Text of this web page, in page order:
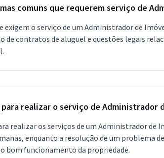
comuns que requerem serviço de
exigem o serviço de um Administrador de
de contratos de aluguel e questões legais
realizar o serviço de Administrador
realizar os serviços de um Administrador
enquanto a resolução de um problema
bom funcionamento da propriedade.